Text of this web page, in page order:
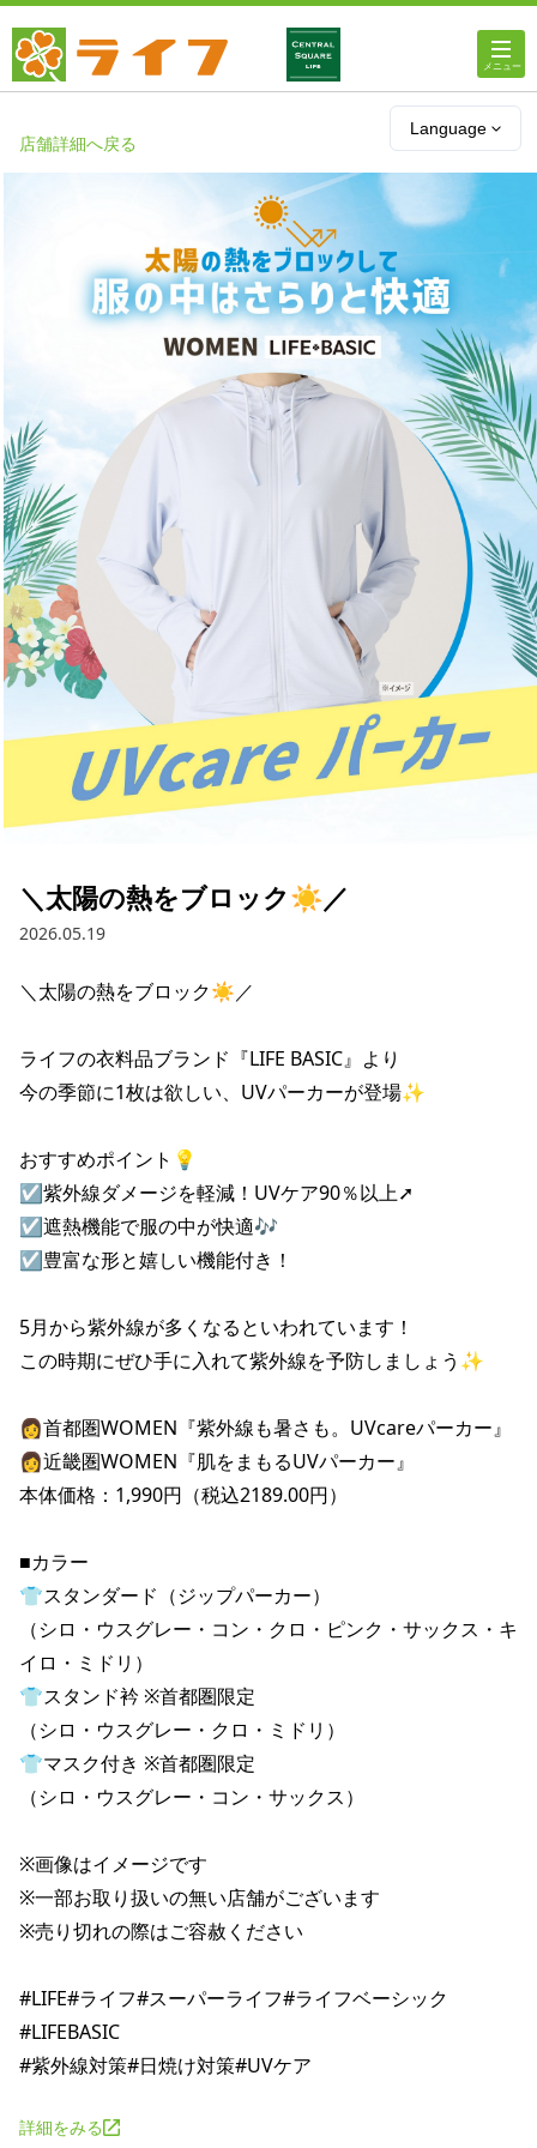
Language
ライフのオンラインストア
ライフ ネットスーパー
企業情報
採用情報
お問い合わせ
Contact us in English
店舗詳細へ戻る
＼太陽の熱をブロック☀／
2026.05.19
＼太陽の熱をブロック☀／
ライフの衣料品ブランド『LIFE BASIC』より
今の季節に1枚は欲しい、UVパーカーが登場✨
おすすめポイント💡
☑紫外線ダメージを軽減！UVケア90％以上➚
☑遮熱機能で服の中が快適🎶
☑豊富な形と嬉しい機能付き！
5月から紫外線が多くなるといわれています！
この時期にぜひ手に入れて紫外線を予防しましょう✨
👩首都圏WOMEN『紫外線も暑さも。UVcareパーカー』
👩近畿圏WOMEN『肌をまもるUVパーカー』
本体価格：1,990円（税込2189.00円）
■カラー
👕スタンダード（ジップパーカー）
（シロ・ウスグレー・コン・クロ・ピンク・サックス・キ
イロ・ミドリ）
👕スタンド衿 ※首都圏限定
（シロ・ウスグレー・クロ・ミドリ）
👕マスク付き ※首都圏限定
（シロ・ウスグレー・コン・サックス）
※画像はイメージです
※一部お取り扱いの無い店舗がございます
※売り切れの際はご容赦ください
#LIFE#ライフ#スーパーライフ#ライフベーシック
#LIFEBASIC
詳細をみる